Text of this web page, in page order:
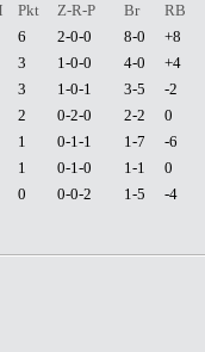
Pkt Z-R-P Br
RB
6 2-0-0 8-0
+8
3 1-0-0 4-0
+4
3 1-0-1 3-5
-2
2 0-2-0 2-2
0
1 0-1-1 1-7
-6
1 0-1-0 1-1
0
0 0-0-2 1-5 -4